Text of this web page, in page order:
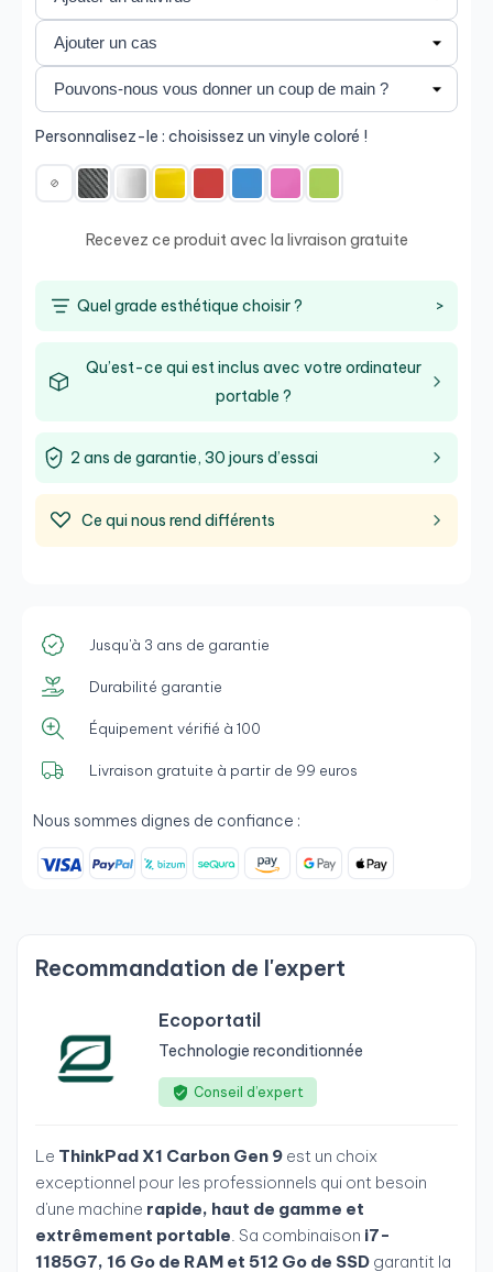
Personnalisez-le : choisissez un vinyle coloré !
Recevez ce produit avec la livraison gratuite
Quel grade esthétique choisir ? >
Qu’est-ce qui est inclus avec votre ordinateur
portable ?
2 ans de garantie, 30 jours d’essai
Ce qui nous rend différents
Jusqu'à 3 ans de garantie
Durabilité garantie
Équipement vérifié à 100
Livraison gratuite à partir de 99 euros
Nous sommes dignes de confiance :
Recommandation de l'expert
Ecoportatil
Technologie reconditionnée
Conseil d’expert
Le ThinkPad X1 Carbon Gen 9 est un choix
exceptionnel pour les professionnels qui ont besoin
d'une machine rapide, haut de gamme et
extrêmement portable. Sa combinaison i7-
1185G7, 16 Go de RAM et 512 Go de SSD garantit la